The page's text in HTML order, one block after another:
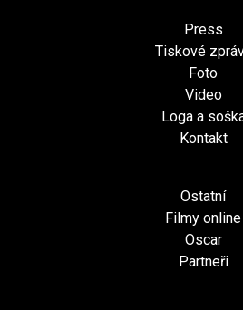
Press
Tiskové
Foto
Video
Loga a
Kontakt
Ostatní
Filmy online
Oscar
Partneři